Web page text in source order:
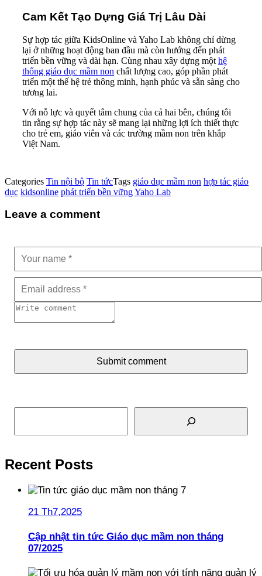
Cam Kết Tạo Dựng Giá Trị Lâu Dài
Sự hợp tác giữa KidsOnline và Yaho Lab không chỉ dừng
lại ở những hoạt động ban đầu mà còn hướng đến phát
triển bền vững và dài hạn. Cùng nhau xây dựng một hệ
thống giáo dục mầm non chất lượng cao, góp phần phát
triển một thế hệ trẻ thông minh, hạnh phúc và sẵn sàng cho
tương lai.
Với nỗ lực và quyết tâm chung của cả hai bên, chúng tôi
tin rằng sự hợp tác này sẽ mang lại những lợi ích thiết thực
cho trẻ em, giáo viên và các trường mầm non trên khắp
Việt Nam.
Categories Tin nội bộ Tin tứcTags giáo dục mầm non hợp tác giáo
dục kidsonline phát triển bền vữngYaho Lab
Leave a comment
Submit comment
Tìm kiếm
Recent Posts
21 Th7,2025
Cập nhật tin tức Giáo dục mầm non tháng
07/2025